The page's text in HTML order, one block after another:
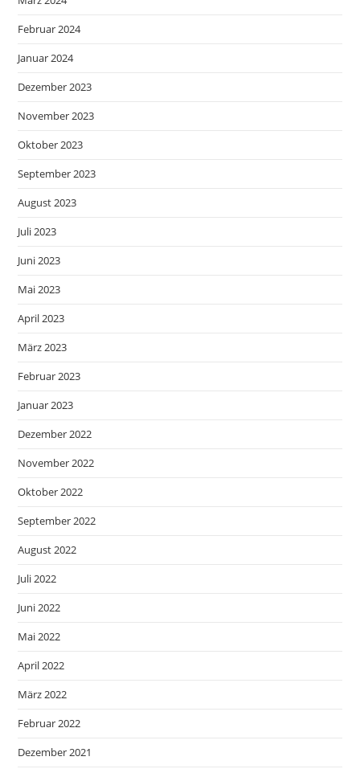
Februar 2024
Januar 2024
Dezember 2023
November 2023
Oktober 2023
September 2023
August 2023
Juli 2023
Juni 2023
Mai 2023
April 2023
März 2023
Februar 2023
Januar 2023
Dezember 2022
November 2022
Oktober 2022
September 2022
August 2022
Juli 2022
Juni 2022
Mai 2022
April 2022
März 2022
Februar 2022
Dezember 2021